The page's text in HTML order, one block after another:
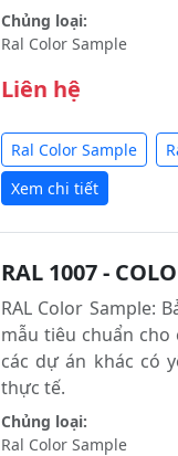
Chủng loại:
Ral Color Sample
Liên hệ
Ral Color Sample
Xem chi tiết
RAL 1007 -
RAL Color Sample:
mẫu tiêu chuẩn cho
các dự án khác có
thực tế.
Chủng loại:
Ral Color Sample